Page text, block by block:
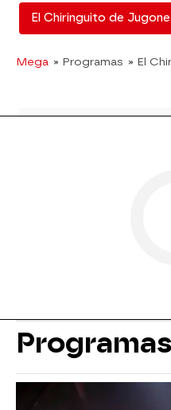
El Chiringuito de
Mega » Programas » El
Programas